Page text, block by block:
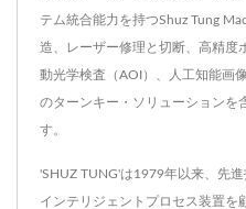
テム統合能力を持つShuz Tung
造、レーザー修理と切断、高精度
動光学検査（AOI）、人工知能画
のターンキー・ソリューションを
す。
'SHUZ TUNG'は1979年以来、先
インテリジェントプロセス装置を